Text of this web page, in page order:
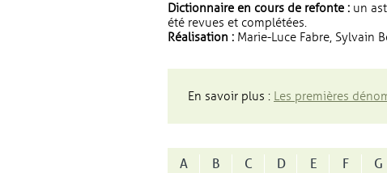
Dictionnaire en cours de refonte : un
été revues et complétées.
Réalisation : Marie-Luce Fabre, Sylvain
En savoir plus : Les premières
A B C D E F G